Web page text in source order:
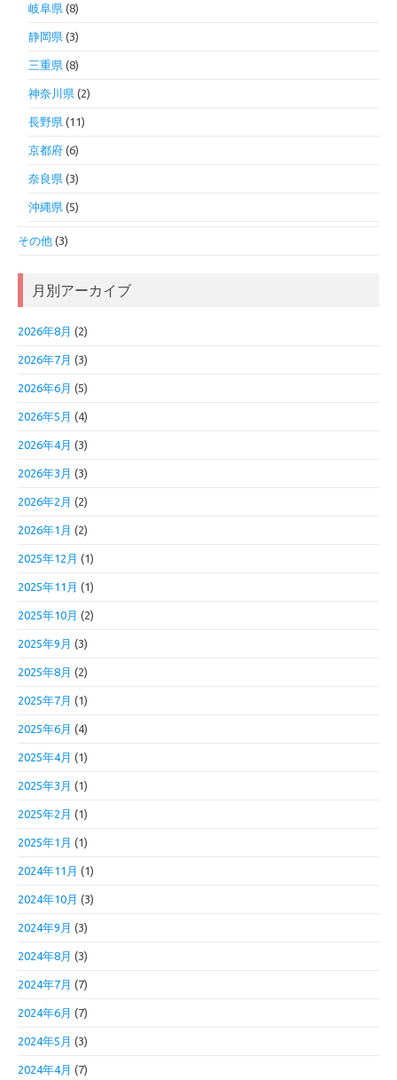
岐阜県 (8)
静岡県 (3)
三重県 (8)
神奈川県 (2)
長野県 (11)
京都府 (6)
奈良県 (3)
沖縄県 (5)
その他 (3)
月別アーカイブ
2026年8月 (2)
2026年7月 (3)
2026年6月 (5)
2026年5月 (4)
2026年4月 (3)
2026年3月 (3)
2026年2月 (2)
2026年1月 (2)
2025年12月 (1)
2025年11月 (1)
2025年10月 (2)
2025年9月 (3)
2025年8月 (2)
2025年7月 (1)
2025年6月 (4)
2025年4月 (1)
2025年3月 (1)
2025年2月 (1)
2025年1月 (1)
2024年11月 (1)
2024年10月 (3)
2024年9月 (3)
2024年8月 (3)
2024年7月 (7)
2024年6月 (7)
2024年5月 (3)
2024年4月 (7)